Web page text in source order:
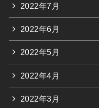
2022年7月
2022年6月
2022年5月
2022年4月
2022年3月